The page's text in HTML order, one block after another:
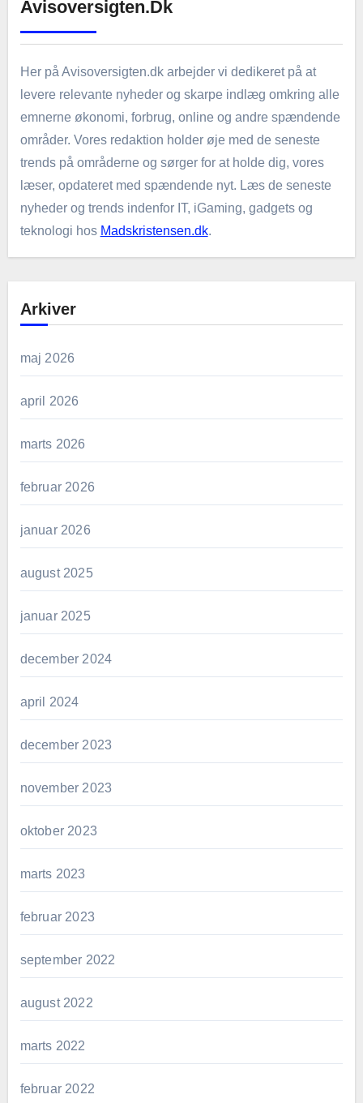
Avisoversigten.dk
Her på Avisoversigten.dk arbejder vi dedikeret på at
levere relevante nyheder og skarpe indlæg omkring alle
emnerne økonomi, forbrug, online og andre spændende
områder. Vores redaktion holder øje med de seneste
trends på områderne og sørger for at holde dig, vores
læser, opdateret med spændende nyt. Læs de seneste
nyheder og trends indenfor IT, iGaming, gadgets og
teknologi hos Madskristensen.dk.
Arkiver
maj 2026
april 2026
marts 2026
februar 2026
januar 2026
august 2025
januar 2025
december 2024
april 2024
december 2023
november 2023
oktober 2023
marts 2023
februar 2023
september 2022
august 2022
marts 2022
februar 2022